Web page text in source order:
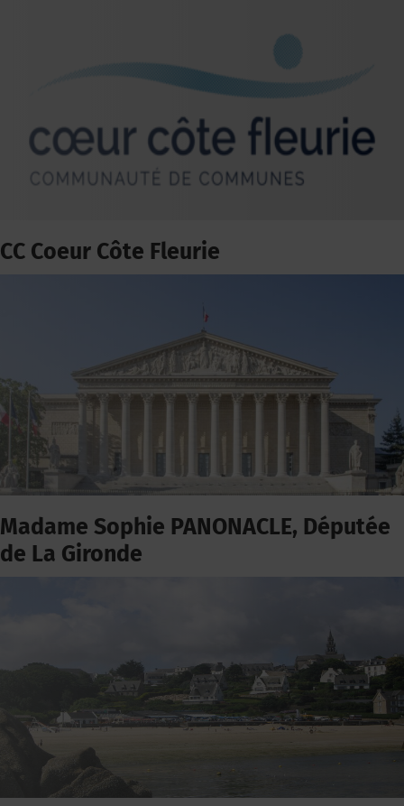
CC Coeur Côte Fleurie
Madame Sophie PANONACLE, Députée
de La Gironde